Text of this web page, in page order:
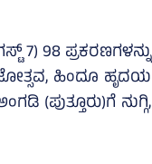
7) 98 ಪ್ರಕರಣಗಳನ್ನು
ಹಿಂದೂ ಹೃದಯ
(ಪುತ್ತೂರು)ಗೆ ನುಗ್ಗಿ,